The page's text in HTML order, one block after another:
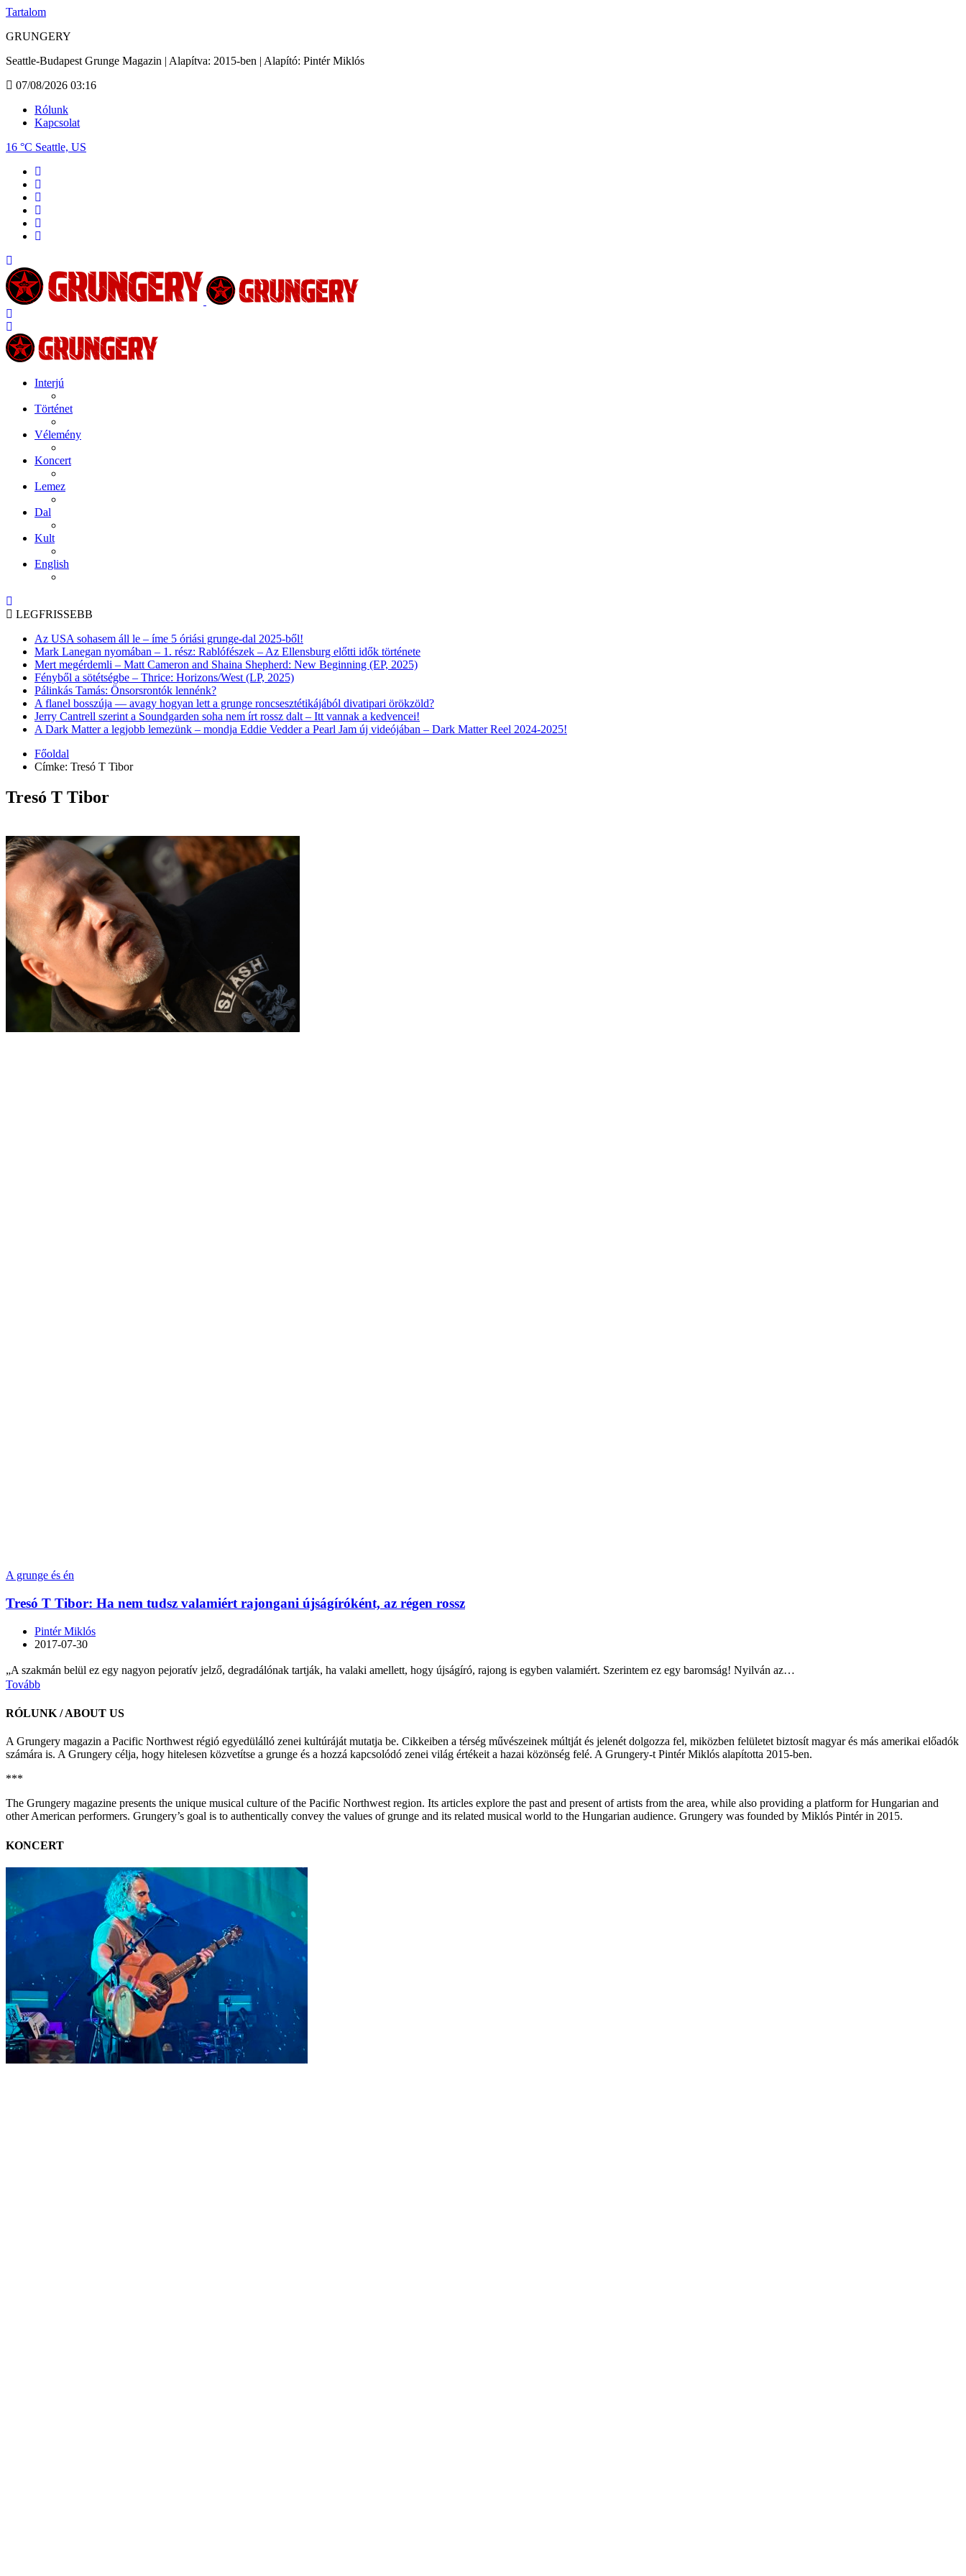
Tartalom
GRUNGERY
Seattle-Budapest Grunge Magazin | Alapítva: 2015-ben | Alapító: Pintér Miklós
07/08/2026 03:16
Rólunk
Kapcsolat
16 °C Seattle, US
Interjú
Történet
Vélemény
Koncert
Lemez
Dal
Kult
English
LEGFRISSEBB
Az USA sohasem áll le – íme 5 óriási grunge-dal 2025-ből!
Mark Lanegan nyomában – 1. rész: Rablófészek – Az Ellensburg előtti idők története
Mert megérdemli – Matt Cameron and Shaina Shepherd: New Beginning (EP, 2025)
Fényből a sötétségbe – Thrice: Horizons/West (LP, 2025)
Pálinkás Tamás: Önsorsrontók lennénk?
A flanel bosszúja — avagy hogyan lett a grunge roncsesztétikájából divatipari örökzöld?
Jerry Cantrell szerint a Soundgarden soha nem írt rossz dalt – Itt vannak a kedvencei!
A Dark Matter a legjobb lemezünk – mondja Eddie Vedder a Pearl Jam új videójában – Dark Matter Reel 2024-2025!
Főoldal
Címke: Tresó T Tibor
Tresó T Tibor
A grunge és én
Tresó T Tibor: Ha nem tudsz valamiért rajongani újságíróként, az régen rossz
Pintér Miklós
2017-07-30
„A szakmán belül ez egy nagyon pejoratív jelző, degradálónak tartják, ha valaki amellett, hogy újságíró, rajong is egyben valamiért. Szerintem ez egy baromság! Nyilván az…
Tovább
RÓLUNK / ABOUT US
A Grungery magazin a Pacific Northwest régió egyedülálló zenei kultúráját mutatja be. Cikkeiben a térség művészeinek múltját és jelenét dolgozza fel, miközben felületet biztosít magyar és más amerikai előadók
számára is. A Grungery célja, hogy hitelesen közvetítse a grunge és a hozzá kapcsolódó zenei világ értékeit a hazai közönség felé. A Grungery-t Pintér Miklós alapította 2015-ben.
***
The Grungery magazine presents the unique musical culture of the Pacific Northwest region. Its articles explore the past and present of artists from the area, while also providing a platform for Hungarian and
other American performers. Grungery’s goal is to authentically convey the values of grunge and its related musical world to the Hungarian audience. Grungery was founded by Miklós Pintér in 2015.
KONCERT